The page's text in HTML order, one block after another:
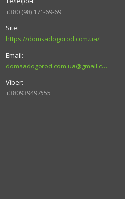
+380 (98) 171-69-69
https://domsadogorod.com.ua/
domsadogorod.com.ua@gmail.com
+380939497555